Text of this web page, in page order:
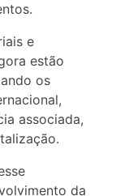
e
estão
os
associada,
da